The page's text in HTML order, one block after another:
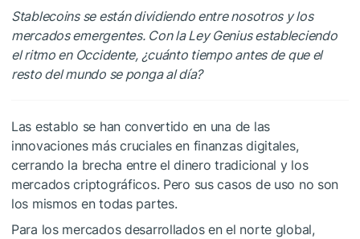
Stablecoins se están dividiendo entre nosotros y los
mercados emergentes. Con la Ley Genius estableciendo
el ritmo en Occidente, ¿cuánto tiempo antes de que el
resto del mundo se ponga al día?
Las establo se han convertido en una de las
innovaciones más cruciales en finanzas digitales,
cerrando la brecha entre el dinero tradicional y los
mercados criptográficos. Pero sus casos de uso no son
los mismos en todas partes.
Para los mercados desarrollados en el norte global,